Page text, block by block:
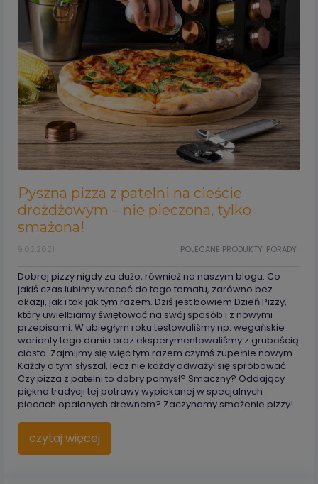
Pyszna pizza z patelni na cieście
drożdżowym – nie pieczona, tylko
smażona!
PORADY
POLECANE PRODUKTY
9.02.2021
Dobrej pizzy nigdy za dużo, również na naszym blogu. Co
jakiś czas lubimy wracać do tego tematu, zarówno bez
okazji, jak i tak jak tym razem. Dziś jest bowiem Dzień Pizzy,
który uwielbiamy świętować na swój sposób i z nowymi
przepisami. W ubiegłym roku testowaliśmy np. wegańskie
warianty tego dania oraz eksperymentowaliśmy z grubością
ciasta. Zajmijmy się więc tym razem czymś zupełnie nowym.
Każdy o tym słyszał, lecz nie każdy odważył się spróbować.
Czy pizza z patelni to dobry pomysł? Smaczny? Oddający
piękno tradycji tej potrawy wypiekanej w specjalnych
piecach opalanych drewnem? Zaczynamy smażenie pizzy!
czytaj więcej